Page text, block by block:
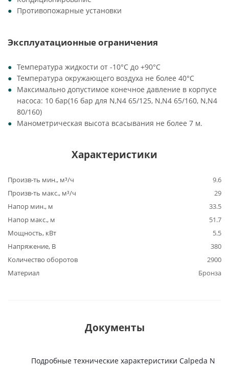
Противопожарные установки
Эксплуатационные ограничения
Температура жидкости от -10°C до +90°C
Температура окружающего воздуха не более 40°C
Максимально допустимое конечное давление в корпусе
насоса: 10 бар(16 бар для N,N4 65/125, N,N4 65/160, N,N4
80/160)
Манометрическая высота всасывания не более 7 м.
Характеристики
Произв-ть мин., м³/ч
9.6
Произв-ть макс., м³/ч
29
Напор мин., м
33.5
Напор макс., м
51.7
Мощность, кВт
5.5
Напряжение, В
380
Количество оборотов
2900
Материал
Бронза
Документы
Подробные технические характеристики Calpeda N